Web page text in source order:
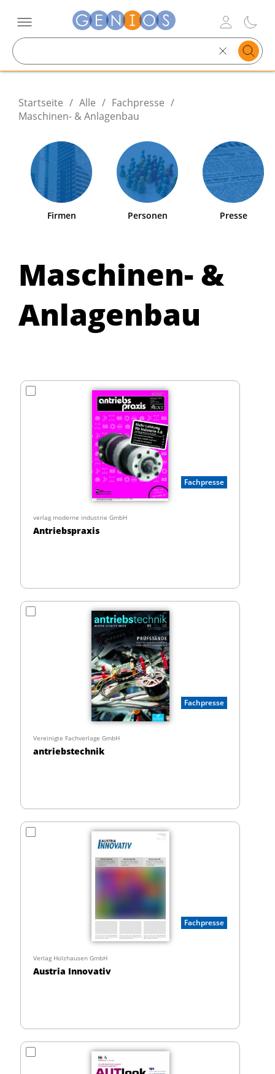
text
Startseite / Alle / Fachpresse /
Maschinen- & Anlagenbau
Firmen Personen Presse
Maschinen- &
Anlagenbau
Fachpresse
verlag moderne industrie GmbH
Antriebspraxis
Fachpresse
Vereinigte Fachverlage GmbH
antriebstechnik
Fachpresse
Verlag Holzhausen GmbH
Austria Innovativ